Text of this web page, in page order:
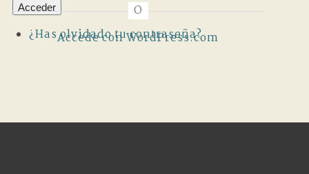
O
Accede con WordPress.com
Acceder
¿Has olvidado tu contraseña?